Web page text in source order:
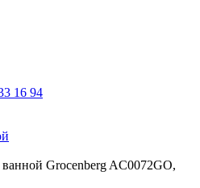
16 94
Grocenberg AC0072GO,